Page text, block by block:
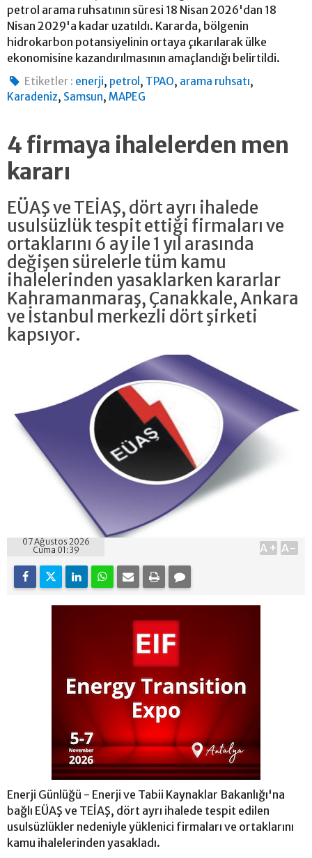
petrol arama ruhsatının süresi 18 Nisan 2026'dan 18
Nisan 2029'a kadar uzatıldı. Kararda, bölgenin
hidrokarbon potansiyelinin ortaya çıkarılarak ülke
ekonomisine kazandırılmasının amaçlandığı belirtildi.
Etiketler : enerji, petrol , TPAO, arama ruhsatı,
Karadeniz, Samsun, MAPEG
4 firmaya ihalelerden men
kararı
EÜAŞ ve TEİAŞ, dört ayrı ihalede
usulsüzlük tespit ettiği firmaları ve
ortaklarını 6 ay ile 1 yıl arasında
değişen sürelerle tüm kamu
ihalelerinden yasaklarken kararlar
Kahramanmaraş, Çanakkale, Ankara
ve İstanbul merkezli dört şirketi
kapsıyor.
07 Ağustos 2026
Cuma 01:39
A+ A-
Enerji Günlüğü - Enerji ve Tabii Kaynaklar Bakanlığı'na
bağlı EÜAŞ ve TEİAŞ, dört ayrı ihalede tespit edilen
usulsüzlükler nedeniyle yüklenici firmaları ve ortaklarını
kamu ihalelerinden yasakladı.